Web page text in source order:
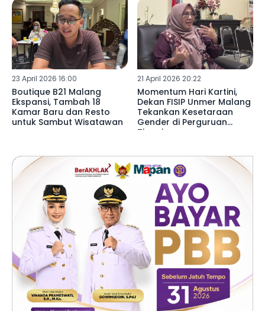
23 April 2026 16:00
Boutique B21 Malang
Ekspansi, Tambah 18
Kamar Baru dan Resto
untuk Sambut Wisatawan
21 April 2026 20:22
Momentum Hari Kartini,
Dekan FISIP Unmer Malang
Tekankan Kesetaraan
Gender di Perguruan
Tinggi